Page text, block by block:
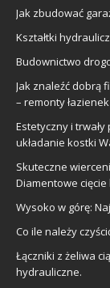
Jak zbudować
Kształtki
Budownictwo
Jak znaleźć dobrą
– remonty łazienek
Estetyczny i
układanie kostki
Skuteczne
Diamentowe
Wysoko w górę:
Co ile należy
Łączniki z żeliwa
hydrauliczne.